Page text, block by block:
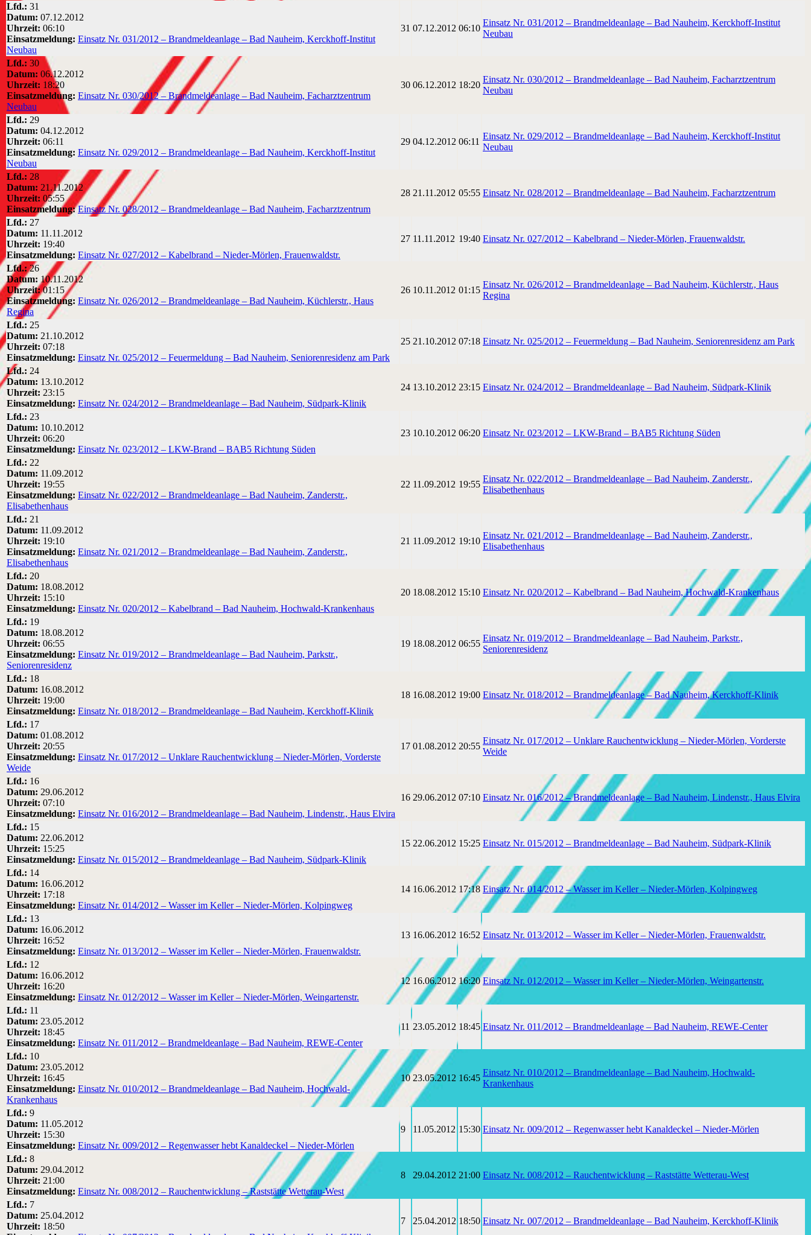
Lfd.: 31
Datum: 07.12.2012
Uhrzeit: 06:10
Einsatzmeldung: Einsatz Nr. 031/2012 – Brandmeldeanlage – Bad Nauheim, Kerckhoff-Institut
Neubau
31 07.12.2012 06:10
Einsatz Nr. 031/2012 – Brandmeldeanlage – Bad Nauheim, Kerckhoff-Institut
Neubau
Lfd.: 30
Datum: 06.12.2012
Uhrzeit: 18:20
Einsatzmeldung: Einsatz Nr. 030/2012 – Brandmeldeanlage – Bad Nauheim, Facharztzentrum
Neubau
30 06.12.2012 18:20
Einsatz Nr. 030/2012 – Brandmeldeanlage – Bad Nauheim, Facharztzentrum
Neubau
Lfd.: 29
Datum: 04.12.2012
Uhrzeit: 06:11
Einsatzmeldung: Einsatz Nr. 029/2012 – Brandmeldeanlage – Bad Nauheim, Kerckhoff-Institut
Neubau
29 04.12.2012 06:11
Einsatz Nr. 029/2012 – Brandmeldeanlage – Bad Nauheim, Kerckhoff-Institut
Neubau
Lfd.: 28
Datum: 21.11.2012
Uhrzeit: 05:55
Einsatzmeldung: Einsatz Nr. 028/2012 – Brandmeldeanlage – Bad Nauheim, Facharztzentrum
28 21.11.2012 05:55 Einsatz Nr. 028/2012 – Brandmeldeanlage – Bad Nauheim, Facharztzentrum
Lfd.: 27
Datum: 11.11.2012
Uhrzeit: 19:40
Einsatzmeldung: Einsatz Nr. 027/2012 – Kabelbrand – Nieder-Mörlen, Frauenwaldstr.
27 11.11.2012 19:40 Einsatz Nr. 027/2012 – Kabelbrand – Nieder-Mörlen, Frauenwaldstr.
Lfd.:26
Datum: 10.11.2012
Uhrzeit:01:15
Einsatzmeldung: Einsatz Nr. 026/2012 – Brandmeldeanlage – Bad Nauheim, Küchlerstr., Haus
Regina
26 10.11.2012 01:15
Einsatz Nr. 026/2012 – Brandmeldeanlage – Bad Nauheim, Küchlerstr., Haus
Regina
Lfd.: 25
Datum: 21.10.2012
Uhrzeit: 07:18
Einsatzmeldung: Einsatz Nr. 025/2012 – Feuermeldung – Bad Nauheim, Seniorenresidenz am Park
25 21.10.2012 07:18 Einsatz Nr. 025/2012 – Feuermeldung – Bad Nauheim, Seniorenresidenz am Park
Lfd.: 24
Datum: 13.10.2012
Uhrzeit: 23:15
Einsatzmeldung: Einsatz Nr. 024/2012 – Brandmeldeanlage – Bad Nauheim, Südpark-Klinik
24 13.10.2012 23:15 Einsatz Nr. 024/2012 – Brandmeldeanlage – Bad Nauheim, Südpark-Klinik
Lfd.: 23
Datum: 10.10.2012
Uhrzeit: 06:20
Einsatzmeldung: Einsatz Nr. 023/2012 – LKW-Brand – BAB5 Richtung Süden
23 10.10.2012 06:20 Einsatz Nr. 023/2012 – LKW-Brand – BAB5 Richtung Süden
Lfd.: 22
Datum: 11.09.2012
Uhrzeit: 19:55
Einsatzmeldung: Einsatz Nr. 022/2012 – Brandmeldeanlage – Bad Nauheim, Zanderstr.,
Elisabethenhaus
22 11.09.2012 19:55
Einsatz Nr. 022/2012 – Brandmeldeanlage – Bad Nauheim, Zanderstr.,
Elisabethenhaus
Lfd.: 21
Datum: 11.09.2012
Uhrzeit: 19:10
Einsatzmeldung: Einsatz Nr. 021/2012 – Brandmeldeanlage – Bad Nauheim, Zanderstr.,
Elisabethenhaus
21 11.09.2012 19:10
Einsatz Nr. 021/2012 – Brandmeldeanlage – Bad Nauheim, Zanderstr.,
Elisabethenhaus
Lfd.: 20
Datum: 18.08.2012
Uhrzeit: 15:10
Einsatzmeldung: Einsatz Nr. 020/2012 – Kabelbrand – Bad Nauheim, Hochwald-Krankenhaus
20 18.08.2012 15:10 Einsatz Nr. 020/2012 – Kabelbrand – Bad Nauheim, Hochwald-Krankenhaus
Lfd.: 19
Datum: 18.08.2012
Uhrzeit: 06:55
Einsatzmeldung: Einsatz Nr. 019/2012 – Brandmeldeanlage – Bad Nauheim, Parkstr.,
Seniorenresidenz
19 18.08.2012 06:55
Einsatz Nr. 019/2012 – Brandmeldeanlage – Bad Nauheim, Parkstr.,
Seniorenresidenz
Lfd.: 18
Datum: 16.08.2012
Uhrzeit: 19:00
Einsatzmeldung: Einsatz Nr. 018/2012 – Brandmeldeanlage – Bad Nauheim, Kerckhoff-Klinik
18 16.08.2012 19:00 Einsatz Nr. 018/2012 – Brandmeldeanlage – Bad Nauheim, Kerckhoff-Klinik
Lfd.: 17
Datum: 01.08.2012
Uhrzeit: 20:55
Einsatzmeldung: Einsatz Nr. 017/2012 – Unklare Rauchentwicklung – Nieder-Mörlen, Vorderste
Weide
17 01.08.2012 20:55
Einsatz Nr. 017/2012 – Unklare Rauchentwicklung – Nieder-Mörlen, Vorderste
Weide
Lfd.: 16
Datum: 29.06.2012
Uhrzeit: 07:10
Einsatzmeldung: Einsatz Nr. 016/2012 – Brandmeldeanlage – Bad Nauheim, Lindenstr., Haus Elvira
16 29.06.2012 07:10 Einsatz Nr. 016/2012 – Brandmeldeanlage – Bad Nauheim, Lindenstr., Haus Elvira
Lfd.: 15
Datum: 22.06.2012
Uhrzeit: 15:25
Einsatzmeldung: Einsatz Nr. 015/2012 – Brandmeldeanlage – Bad Nauheim, Südpark-Klinik
15 22.06.2012 15:25 Einsatz Nr. 015/2012 – Brandmeldeanlage – Bad Nauheim, Südpark-Klinik
Lfd.: 14
Datum: 16.06.2012
Uhrzeit: 17:18
Einsatzmeldung: Einsatz Nr. 014/2012 – Wasser im Keller – Nieder-Mörlen, Kolpingweg
14 16.06.2012 17:18 Einsatz Nr. 014/2012 – Wasser im Keller – Nieder-Mörlen, Kolpingweg
Lfd.: 13
Datum: 16.06.2012
Uhrzeit: 16:52
Einsatzmeldung: Einsatz Nr. 013/2012 – Wasser im Keller – Nieder-Mörlen, Frauenwaldstr.
13 16.06.2012 16:52 Einsatz Nr. 013/2012 – Wasser im Keller – Nieder-Mörlen, Frauenwaldstr.
Lfd.: 12
Datum: 16.06.2012
Uhrzeit: 16:20
Einsatzmeldung: Einsatz Nr. 012/2012 – Wasser im Keller – Nieder-Mörlen, Weingartenstr.
12 16.06.2012 16:20 Einsatz Nr. 012/2012 – Wasser im Keller – Nieder-Mörlen, Weingartenstr.
Lfd.: 11
Datum: 23.05.2012
Uhrzeit: 18:45
Einsatzmeldung: Einsatz Nr. 011/2012 – Brandmeldeanlage – Bad Nauheim, REWE-Center
11 23.05.2012 18:45 Einsatz Nr. 011/2012 – Brandmeldeanlage – Bad Nauheim, REWE-Center
Lfd.: 10
Datum: 23.05.2012
Uhrzeit: 16:45
Einsatzmeldung: Einsatz Nr. 010/2012 – Brandmeldeanlage – Bad Nauheim, Hochwald-
Krankenhaus
10 23.05.2012 16:45
Einsatz Nr. 010/2012 – Brandmeldeanlage – Bad Nauheim, Hochwald-
Krankenhaus
Lfd.: 9
Datum: 11.05.2012
Uhrzeit: 15:30
Einsatzmeldung: Einsatz Nr. 009/2012 – Regenwasser hebt Kanaldeckel – Nieder-Mörlen
9 11.05.2012 15:30 Einsatz Nr. 009/2012 – Regenwasser hebt Kanaldeckel – Nieder-Mörlen
Lfd.: 8
Datum: 29.04.2012
Uhrzeit: 21:00
Einsatzmeldung: Einsatz Nr. 008/2012 – Rauchentwicklung – Raststätte Wetterau-West
8 29.04.2012 21:00 Einsatz Nr. 008/2012 – Rauchentwicklung – Raststätte Wetterau-West
Lfd.: 7
Datum: 25.04.2012
Uhrzeit: 18:50
7 25.04.2012 18:50 Einsatz Nr. 007/2012 – Brandmeldeanlage – Bad Nauheim, Kerckhoff-Klinik